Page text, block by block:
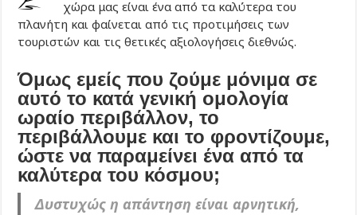
χώρα μας είναι ένα από τα καλύτερα του
πλανήτη και φαίνεται από τις προτιμήσεις των
τουριστών και τις θετικές αξιολογήσεις διεθνώς.
Όμως εμείς που ζούμε μόνιμα σε
αυτό το κατά γενική ομολογία
ωραίο περιβάλλον, το
περιβάλλουμε και το φροντίζουμε,
ώστε να παραμείνει ένα από τα
καλύτερα του κόσμου;
Δυστυχώς η απάντηση είναι αρνητική,